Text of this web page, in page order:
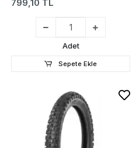
799,10 TL
Adet
Sepete Ekle